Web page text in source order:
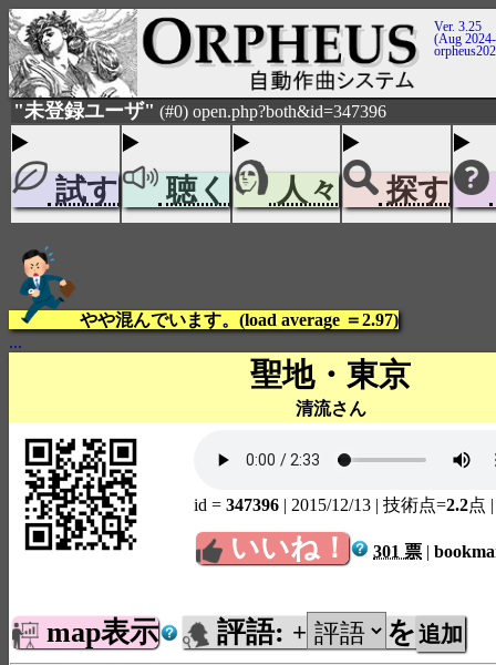
Ver. 3.25
(Aug
"未登録ユーザ" (#0) open.php?both&id=347396
試す 聴く 人々 探す
やや混んでいます。(load average ＝2.97)
...
聖地・東京
清流さん
id = 347396 | 2015/12/13 | 技術点=2.2点
いいね！ 301 票 |
map表示 評語: + を